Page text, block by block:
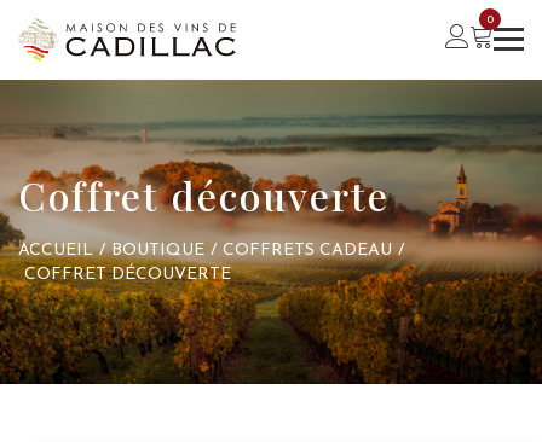
0
Coffret découverte
ACCUEIL / BOUTIQUE / COFFRETS CADEAU /
COFFRET DÉCOUVERTE